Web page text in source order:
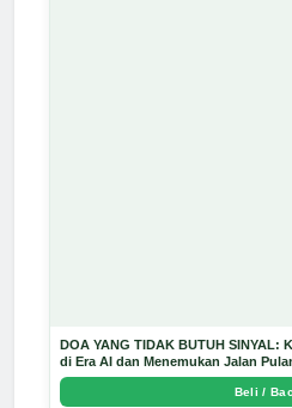
DOA YANG TIDAK BUTUH SINYAL:
di Era AI dan Menemukan Jalan
Arda Dinata
Beli /